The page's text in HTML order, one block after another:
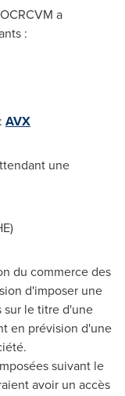
a
:
AVX
une
du commerce des
d'imposer une
sur le titre d'une
en prévision d'une
suivant le
avoir un accès